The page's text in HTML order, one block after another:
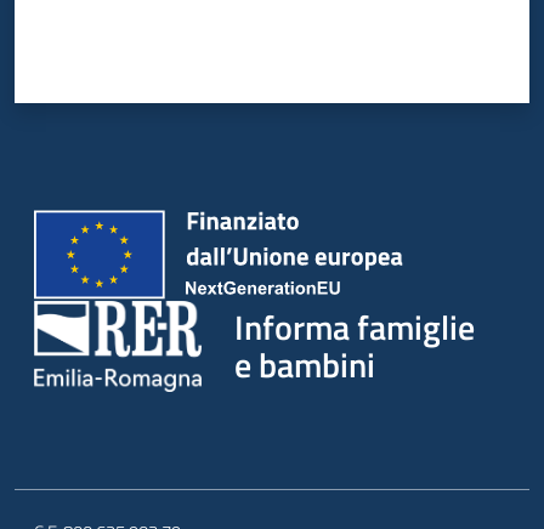
Informa famiglie
e bambini